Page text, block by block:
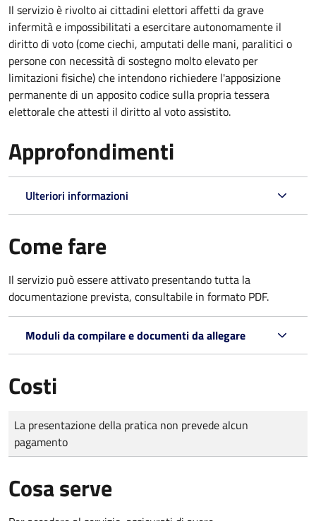
Il servizio è rivolto ai cittadini elettori affetti da grave
infermità e impossibilitati a esercitare autonomamente il
diritto di voto (come ciechi, amputati delle mani, paralitici o
persone con necessità di sostegno molto elevato per
limitazioni fisiche) che intendono richiedere l'apposizione
permanente di un apposito codice sulla propria tessera
elettorale che attesti il diritto al voto assistito.
Approfondimenti
Ulteriori informazioni
Come fare
Il servizio può essere attivato presentando tutta la
documentazione prevista, consultabile in formato PDF.
Moduli da compilare e documenti da allegare
Costi
Tipo di pagamento
Importo
La presentazione della pratica non prevede alcun
pagamento
Cosa serve